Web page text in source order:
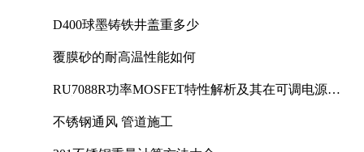
D400球墨铸铁井盖重多少
覆膜砂的耐高温性能如何
RU7088R功率MOSFET特性解析及其在可调电源设
不锈钢通风 管道施工